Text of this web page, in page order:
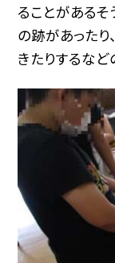
ることがある
の跡があった
きたりするなど